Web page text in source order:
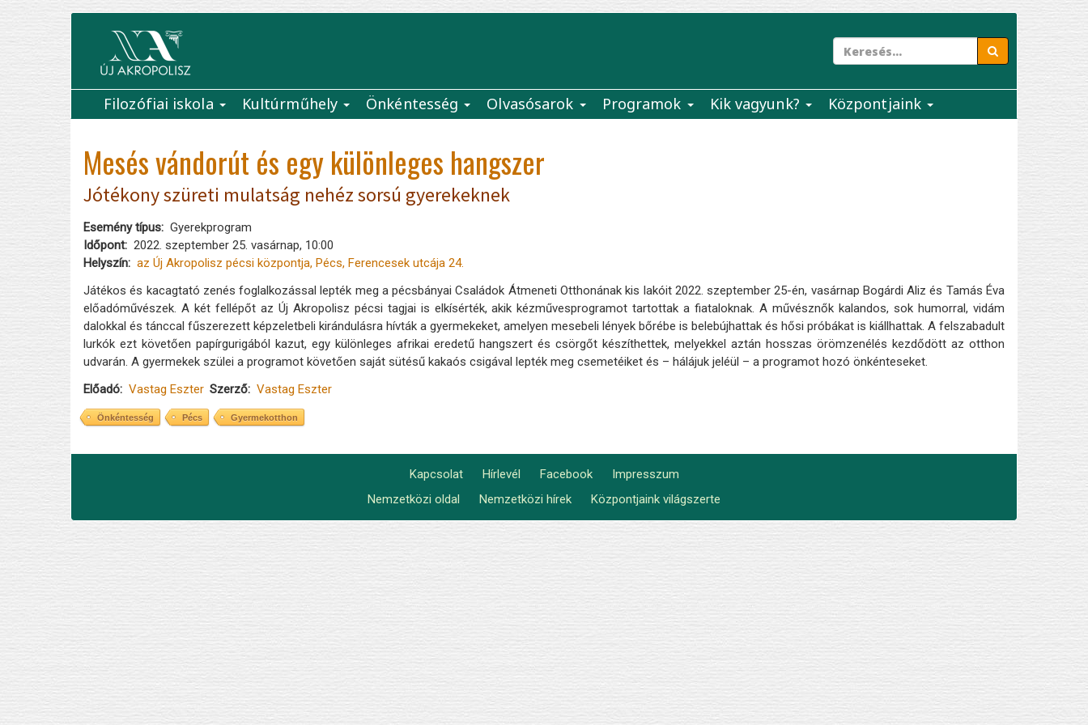
Main
navigation
Filozófiai iskola Kultúrműhely Önkéntesség Olvasósarok Programok Kik vagyunk? Központjaink
Mesés vándorút és egy különleges hangszer
Jótékony szüreti mulatság nehéz sorsú gyerekeknek
Esemény típus
Gyerekprogram
Időpont
2022. szeptember 25. vasárnap, 10:00
Helyszín
az Új Akropolisz pécsi központja, Pécs, Ferencesek utcája 24.
Játékos és kacagtató zenés foglalkozással lepték meg a pécsbányai Családok Átmeneti Otthonának kis lakóit 2022. szeptember 25-én, vasárnap Bogárdi Aliz és Tamás Éva
előadóművészek. A két fellépőt az Új Akropolisz pécsi tagjai is elkísérték, akik kézművesprogramot tartottak a fiataloknak. A művésznők kalandos, sok humorral, vidám
dalokkal és tánccal fűszerezett képzeletbeli kirándulásra hívták a gyermekeket, amelyen mesebeli lények bőrébe is belebújhattak és hősi próbákat is kiállhattak. A felszabadult
lurkók ezt követően papírgurigából kazut, egy különleges afrikai eredetű hangszert és csörgőt készíthettek, melyekkel aztán hosszas örömzenélés kezdődött az otthon
udvarán. A gyermekek szülei a programot követően saját sütésű kakaós csigával lepték meg csemetéiket és – hálájuk jeléül – a programot hozó önkénteseket.
Előadó
Vastag Eszter Szerző Vastag Eszter
Önkéntesség Pécs Gyermekotthon
Footer
menu
Kapcsolat Hírlevél Facebook Impresszum
Lábléc2
Nemzetközi oldal Nemzetközi hírek Központjaink világszerte